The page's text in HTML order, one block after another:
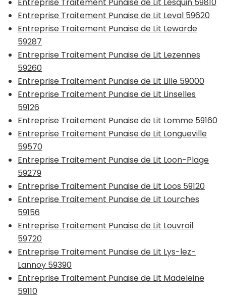
Entreprise Traitement Punaise de Lit Leval 59620
Entreprise Traitement Punaise de Lit Lewarde
59287
Entreprise Traitement Punaise de Lit Lezennes
59260
Entreprise Traitement Punaise de Lit Lille 59000
Entreprise Traitement Punaise de Lit Linselles
59126
Entreprise Traitement Punaise de Lit Lomme 59160
Entreprise Traitement Punaise de Lit Longueville
59570
Entreprise Traitement Punaise de Lit Loon-Plage
59279
Entreprise Traitement Punaise de Lit Loos 59120
Entreprise Traitement Punaise de Lit Lourches
59156
Entreprise Traitement Punaise de Lit Louvroil
59720
Entreprise Traitement Punaise de Lit Lys-lez-
Lannoy 59390
Entreprise Traitement Punaise de Lit Madeleine
59110